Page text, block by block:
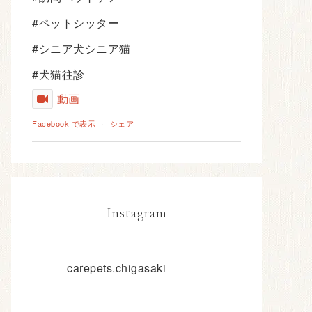
#ペットシッター
#シニア犬シニア猫
#犬猫往診
動画
Facebook で表示 · シェア
Instagram
carepets.chigasaki